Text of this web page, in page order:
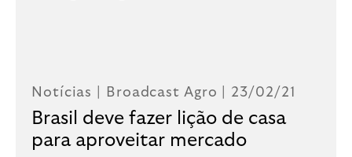
Notícias | Broadcast Agro | 23/02/21
Brasil deve fazer lição de casa
para aproveitar mercado